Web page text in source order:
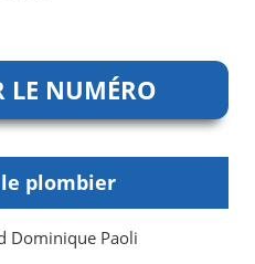
LE NUMÉRO
plombier
Dominique Paoli